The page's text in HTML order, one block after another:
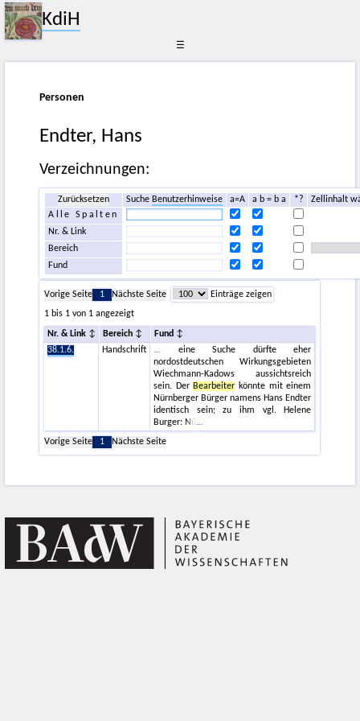
KdiH
☰
Personen
Endter, Hans
Verzeichnungen:
Zurücksetzen SucheBenutzerhinweise a=A a b = b a *?
Zellinhalt
Alle Spalten
Nr. & Link
Bereich
Fund
Vorige Seite 1 Nächste Seite
Einträge zeigen
1 bis 1 von 1 angezeigt
Nr. & Link Bereich
Fund
38.1.6.
Handschrift
eine Suche dürfte eher
nordostdeutschen Wirkungsgebieten
Wiechmann-Kadows aussichtsreich
sein. Der Bearbeiter könnte mit einem
Nürnberger Bürger namens Hans Endter
identisch sein; zu ihm vgl. Helene
Burger: Nü
Vorige Seite
1 Nächste Seite